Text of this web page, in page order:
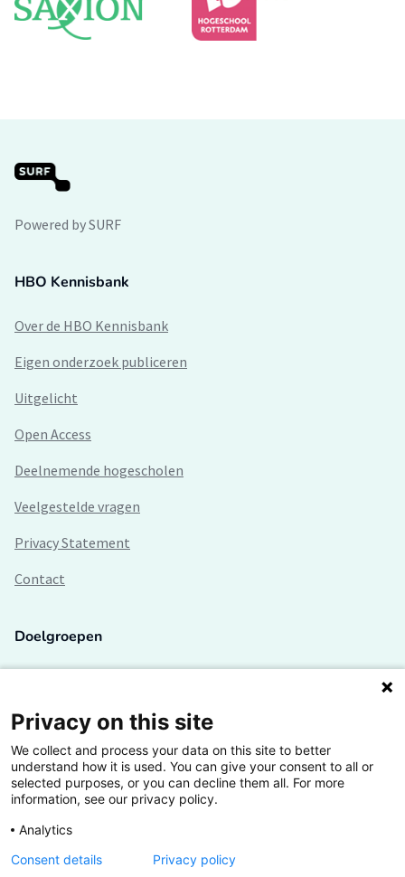
Powered by SURF
HBO Kennisbank
Over de HBO Kennisbank
Eigen onderzoek publiceren
Uitgelicht
Open Access
Deelnemende hogescholen
Veelgestelde vragen
Privacy Statement
Contact
Doelgroepen
Lectoren en onderzoekers
Bedrijven
Hogescholen
Privacy on this site
We collect and process your data on this site to better
understand how it is used. You can give your consent to all or
selected purposes, or you can decline them all. For more
information, see our privacy policy.
Analytics
Consent details
Privacy policy